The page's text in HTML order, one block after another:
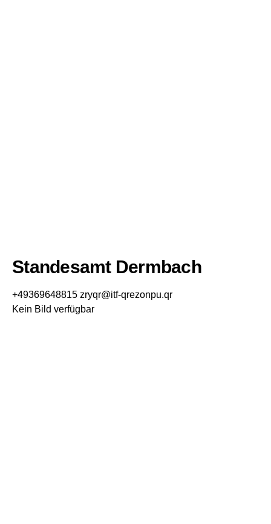
Standesamt Dermbach
+49369648815 zryqr@itf-qrezonpu.qr
Kein Bild verfügbar